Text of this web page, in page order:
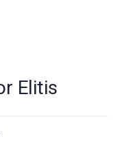
Elitis